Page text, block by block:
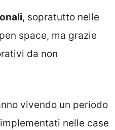
, sopratutto nelle
space, ma grazie
da non
vivendo un periodo
nelle case